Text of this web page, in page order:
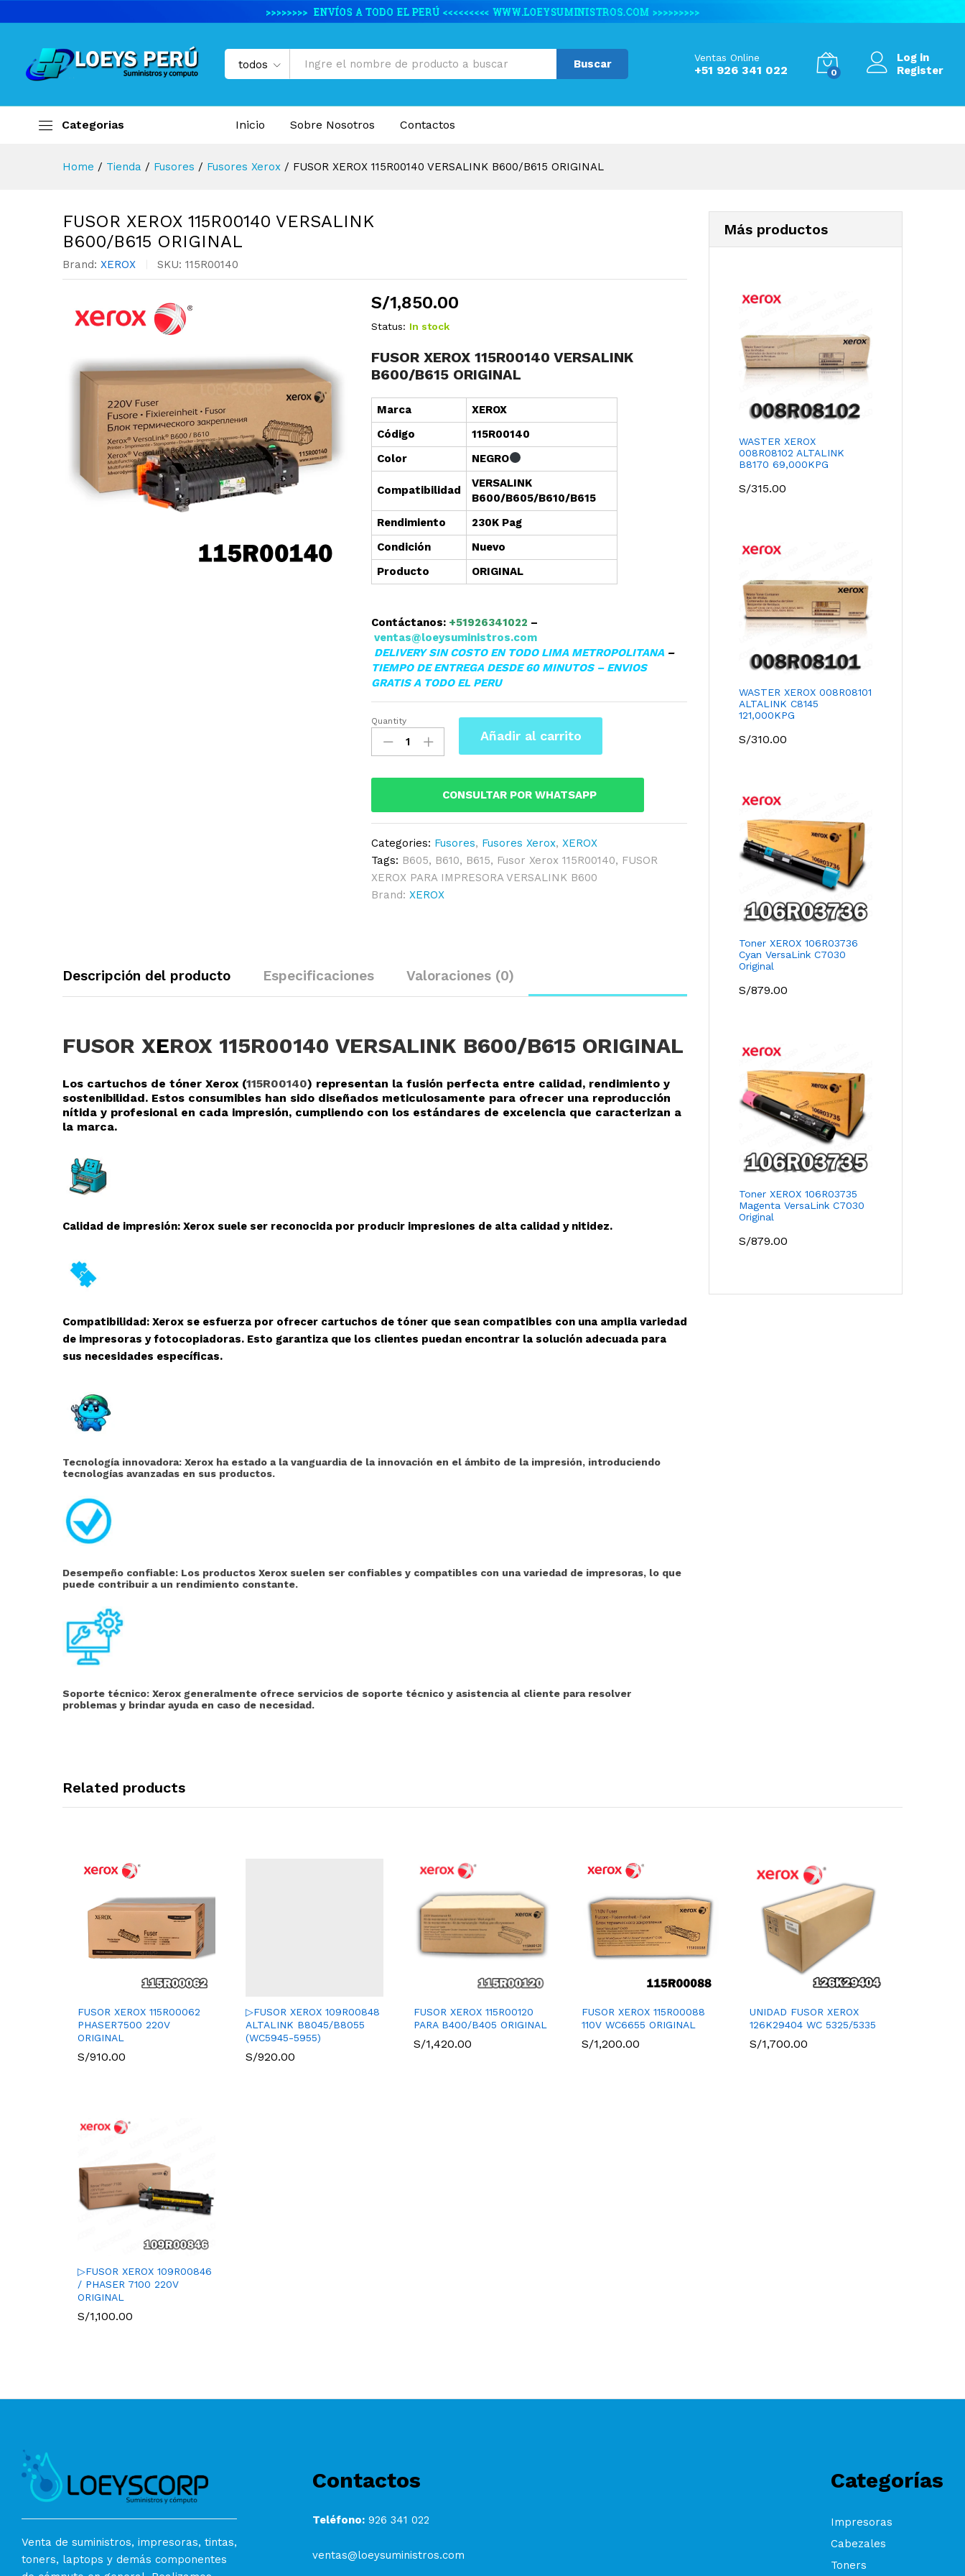
todos Buscar
Ventas Online
+51 926 341 022 0
Log in
Register
Categorias Inicio Sobre Nosotros Contactos
Home / Tienda / Fusores / Fusores Xerox / FUSOR XEROX 115R00140 VERSALINK B600/B615 ORIGINAL
FUSOR XEROX 115R00140 VERSALINK
B600/B615 ORIGINAL
Brand: XEROX SKU: 115R00140
S/1,850.00
Status: In stock
FUSOR XEROX 115R00140 VERSALINK
B600/B615 ORIGINAL
Marca
XEROX
Código
115R00140
Color
NEGRO
Compatibilidad
VERSALINK
B600/B605/B610/B615
Rendimiento
230K Pag
Condición
Nuevo
Producto
ORIGINAL
Contáctanos: +51926341022 –
ventas@loeysuministros.com
DELIVERY SIN COSTO EN TODO LIMA METROPOLITANA –
TIEMPO DE ENTREGA DESDE 60 MINUTOS – ENVIOS
GRATIS A TODO EL PERU
FUSOR
XEROX
115R00140
VERSALINK
ORIGINAL
Quantity
Añadir al carrito
CONSULTAR POR WHATSAPP
Categories: Fusores, Fusores Xerox,XEROX
Tags: B605, B610, B615, Fusor Xerox 115R00140, FUSOR
XEROX PARA IMPRESORA VERSALINK B600
Brand:XEROX
Descripción del producto Especificaciones Valoraciones (0)
FUSOR XEROX 115R00140 VERSALINK B600/B615 ORIGINAL
Los cartuchos de tóner Xerox (115R00140) representan la fusión perfecta entre calidad, rendimiento y
sostenibilidad. Estos consumibles han sido diseñados meticulosamente para ofrecer una reproducción
nítida y profesional en cada impresión, cumpliendo con los estándares de excelencia que caracterizan a
la marca.
Calidad de impresión: Xerox suele ser reconocida por producir impresiones de alta calidad y nitidez.
Compatibilidad: Xerox se esfuerza por ofrecer cartuchos de tóner que sean compatibles con una amplia variedad
de impresoras y fotocopiadoras. Esto garantiza que los clientes puedan encontrar la solución adecuada para
sus necesidades específicas.
Tecnología innovadora: Xerox ha estado a la vanguardia de la innovación en el ámbito de la impresión, introduciendo
tecnologías avanzadas en sus productos.
Desempeño confiable: Los productos Xerox suelen ser confiables y compatibles con una variedad de impresoras, lo que
puede contribuir a un rendimiento constante.
Soporte técnico: Xerox generalmente ofrece servicios de soporte técnico y asistencia al cliente para resolver
problemas y brindar ayuda en caso de necesidad.
Más productos
WASTER XEROX
008R08102 ALTALINK
B8170 69,000KPG
S/315.00
WASTER XEROX 008R08101
ALTALINK C8145
121,000KPG
S/310.00
Toner XEROX 106R03736
Cyan VersaLink C7030
Original
S/879.00
Toner XEROX 106R03735
Magenta VersaLink C7030
Original
S/879.00
Related products
FUSOR XEROX 115R00062
PHASER7500 220V
ORIGINAL
S/910.00
▷FUSOR XEROX 109R00848
ALTALINK B8045/B8055
(WC5945-5955)
S/920.00
FUSOR XEROX 115R00120
PARA B400/B405 ORIGINAL
S/1,420.00
FUSOR XEROX 115R00088
110V WC6655 ORIGINAL
S/1,200.00
UNIDAD FUSOR XEROX
126K29404 WC 5325/5335
S/1,700.00
▷FUSOR XEROX 109R00846
/ PHASER 7100 220V
ORIGINAL
S/1,100.00
Venta de suministros, impresoras, tintas,
toners, laptops y demás componentes
Contactos
Teléfono: 926 341 022
ventas@loeysuministros.com
Categorías
Impresoras
Cabezales
Toners
Descripción del producto Especificaciones Valoraciones (0)